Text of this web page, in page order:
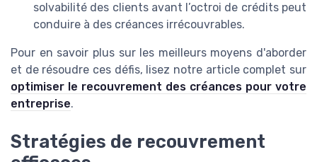
solvabilité des clients avant l’octroi de crédits peut
conduire à des créances irrécouvrables.
Pour en savoir plus sur les meilleurs moyens d'aborder
et de résoudre ces défis, lisez notre article complet sur
optimiser le recouvrement des créances pour votre
entreprise.
Stratégies de recouvrement